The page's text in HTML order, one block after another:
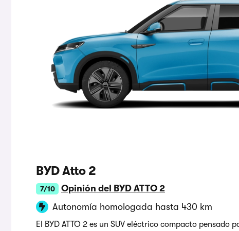
BYD Atto 2
7/10
Opinión del BYD ATTO 2
Autonomía homologada hasta 430 km
El BYD ATTO 2 es un SUV eléctrico compacto